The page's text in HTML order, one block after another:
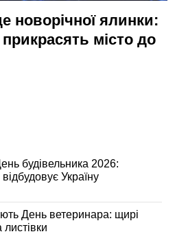
новорічної ялинки:
місто до
будівельника 2026:
Україну
День ветеринара: щирі